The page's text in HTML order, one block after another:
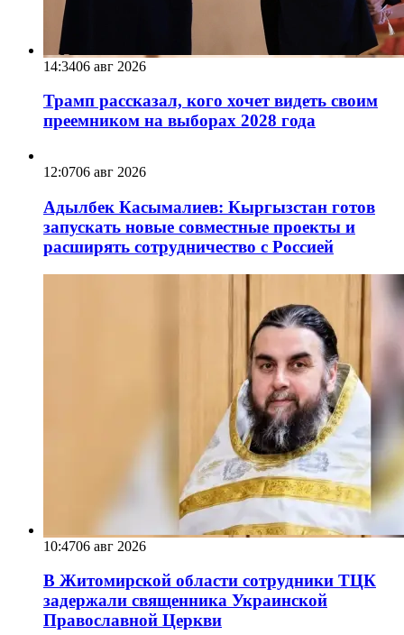
14:3406 авг 2026
Трамп рассказал, кого хочет видеть своим
преемником на выборах 2028 года
12:0706 авг 2026
Адылбек Касымалиев: Кыргызстан готов
запускать новые совместные проекты и
расширять сотрудничество с Россией
10:4706 авг 2026
В Житомирской области сотрудники ТЦК
задержали священника Украинской
Православной Церкви